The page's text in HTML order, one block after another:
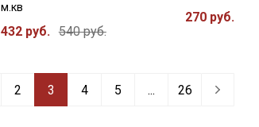
м.кв
432 руб. 540 руб.
270 руб.
2 3 4 5 ... 26